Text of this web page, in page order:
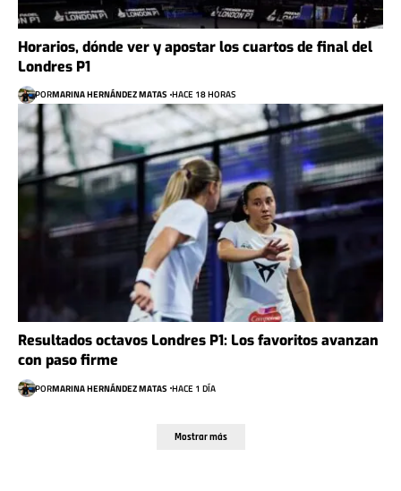
Horarios, dónde ver y apostar los cuartos de final del
Londres P1
PORMARINA HERNÁNDEZ MATAS HACE 18 HORAS
Resultados octavos Londres P1: Los favoritos avanzan
con paso firme
PORMARINA HERNÁNDEZ MATAS HACE 1 DÍA
Mostrar más